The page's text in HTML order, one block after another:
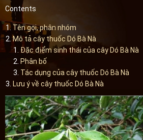
Contents
Tên gọi, phân nhóm
Mô tả cây thuốc Dó Bà Nà
Đặc điểm sinh thái của cây Dó Bà Nà
Phân bố
Tác dụng của cây thuốc Dó Bà Nà
Lưu ý về cây thuốc Dó Bà Nà